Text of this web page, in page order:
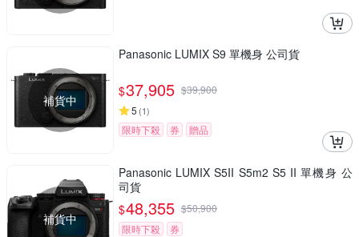
補貨中
Panasonic LUMIX S9 單機身 公司貨
$37,905 $39,900
5 (1)
限時下殺 券 贈品
補貨中
Panasonic LUMIX S5II S5m2 S5 II 單機身 公
司貨
$48,355 $50,900
限時下殺
券